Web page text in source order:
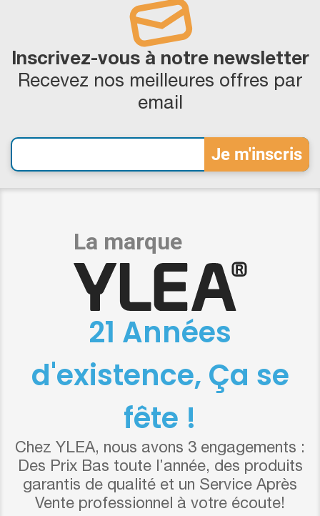
Inscrivez-vous à notre newsletter
Recevez nos meilleures offres par
email
21 Années
d'existence, Ça se
fête !
Chez YLEA, nous avons 3 engagements :
Des Prix Bas toute l’année, des produits
garantis de qualité et un Service Après
Vente professionnel à votre écoute!